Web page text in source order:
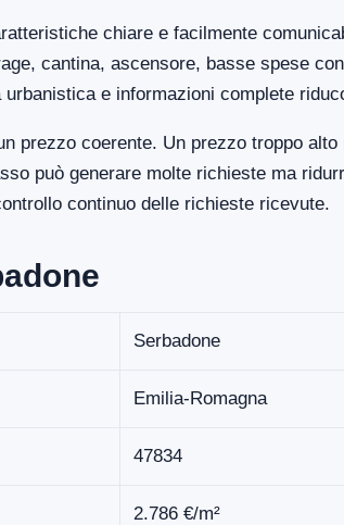
chiare e facilmente
cantina, ascensore, basse spese
e informazioni complete
prezzo coerente. Un prezzo troppo
può generare molte richieste ma
continuo delle richieste ricevute.
Serbadone
Emilia-Romagna
47834
2.786 €/m²